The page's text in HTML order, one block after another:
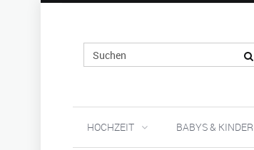
HOCHZEIT BABYS & KINDER